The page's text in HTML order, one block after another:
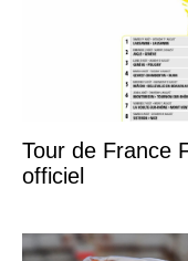
Tour de France
officiel